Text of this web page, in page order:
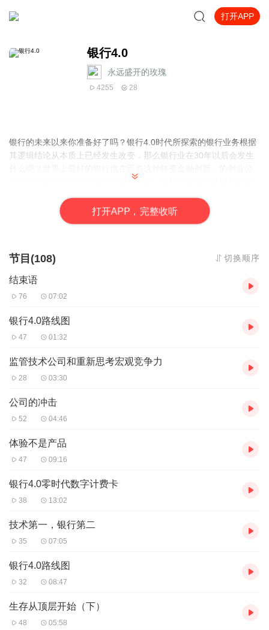
打开APP
银行4.0
永远盛开的玫瑰
4255 28
银行的未来以来你准备好了吗？银行4.0时代所探索的银行业务根据
其逻辑结论从本质上已经发生改变，那么银行业在30年以后会发生
司已经在重新定义当今的银行业务内容，银行也在被迫发展新的能
业务不只是带来新的价值储蓄支付和借贷功能，它嵌入以智能语言
助理为服务基础的功能。比如艾拉萨和Sarah能够进行7×24小时的
打开APP，完整收听
节目(108) 切换顺序
结束语
76 07:02
银行4.0路线图
47 01:32
监管技术公司和重新思考宏观竞争力
28 03:30
公司的冲击
52 04:46
体验不是产品
47 09:16
银行4.0零时代数字计费卡
38 13:02
技术第一，银行第二
35 07:05
银行4.0路线图
32 08:47
生存从顶层开始（下）
48 05:58